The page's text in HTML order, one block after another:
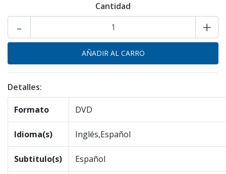
Cantidad
+
-
Detalles:
Formato DVD
Idioma(s) Inglés,Español
Subtitulo(s) Español